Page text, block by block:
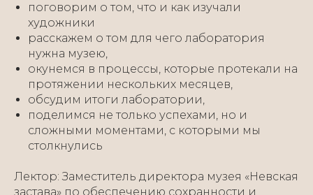
поговорим о том, что и как изучали
художники
расскажем о том для чего лаборатория
нужна музею,
окунемся в процессы, которые протекали на
протяжении нескольких месяцев,
обсудим итоги лаборатории,
поделимся не только успехами, но и
сложными моментами, с которыми мы
столкнулись
Лектор: Заместитель директора музея «Невская
застава» по обеспечению сохранности и